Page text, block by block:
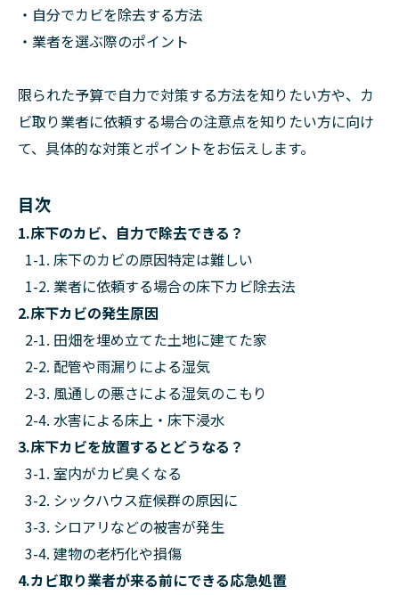
・自分でカビを除去する方法
・業者を選ぶ際のポイント
限られた予算で自力で対策する方法を知りたい方や、カ
ビ取り業者に依頼する場合の注意点を知りたい方に向け
て、具体的な対策とポイントをお伝えします。
目次
1.床下のカビ、自力で除去できる？
1-1. 床下のカビの原因特定は難しい
1-2. 業者に依頼する場合の床下カビ除去法
2.床下カビの発生原因
2-1. 田畑を埋め立てた土地に建てた家
2-2. 配管や雨漏りによる湿気
2-3. 風通しの悪さによる湿気のこもり
2-4. 水害による床上・床下浸水
3.床下カビを放置するとどうなる？
3-1. 室内がカビ臭くなる
3-2. シックハウス症候群の原因に
3-3. シロアリなどの被害が発生
3-4. 建物の老朽化や損傷
4.カビ取り業者が来る前にできる応急処置